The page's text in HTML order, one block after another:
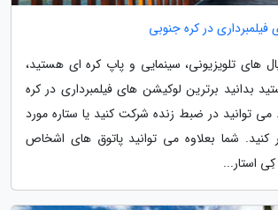
در کره جنوبی
های تلویزیونی، سینمایی و پاپ کره ای هستید،
بدانید برترین لوکیشن های فیلمبرداری در کره
توانید در ضبط زنده شرکت کنید یا ستاره مورد
کنید. شما بعلاوه می توانید پاتوق های اشخاص
استار...